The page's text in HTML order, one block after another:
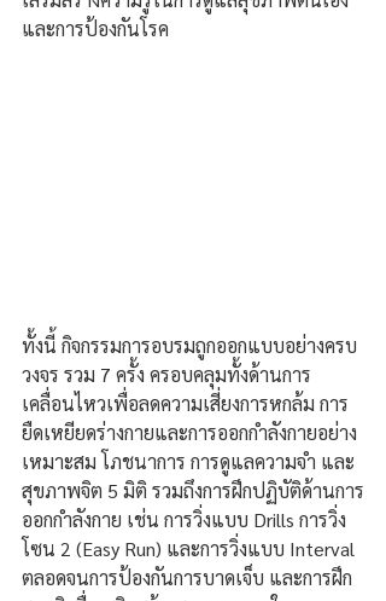
และการป้องกันโรค
ทั้งนี้ กิจกรรมการอบรมถูกออกแบบอย่างครบ
วงจร รวม 7 ครั้ง ครอบคลุมทั้งด้านการ
เคลื่อนไหวเพื่อลดความเสี่ยงการหกล้ม การ
ยืดเหยียดร่างกายและการออกกำลังกายอย่าง
เหมาะสม โภชนาการ การดูแลความจำ และ
สุขภาพจิต 5 มิติ รวมถึงการฝึกปฏิบัติด้านการ
ออกกำลังกาย เช่น การวิ่งแบบ Drills การวิ่ง
โซน 2 (Easy Run) และการวิ่งแบบ Interval
ตลอดจนการป้องกันการบาดเจ็บ และการฝึก